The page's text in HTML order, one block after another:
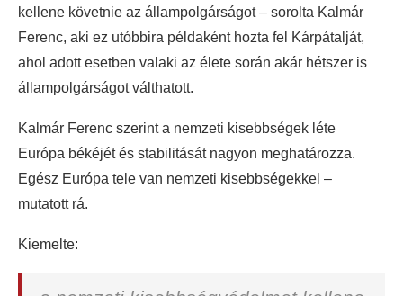
kellene követnie az állampolgárságot – sorolta Kalmár
Ferenc, aki ez utóbbira példaként hozta fel Kárpátalját,
ahol adott esetben valaki az élete során akár hétszer is
állampolgárságot válthatott.
Kalmár Ferenc szerint a nemzeti kisebbségek léte
Európa békéjét és stabilitását nagyon meghatározza.
Egész Európa tele van nemzeti kisebbségekkel –
mutatott rá.
Kiemelte: